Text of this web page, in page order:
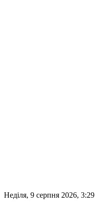
Неділя, 9 серпня 2026, 3:29